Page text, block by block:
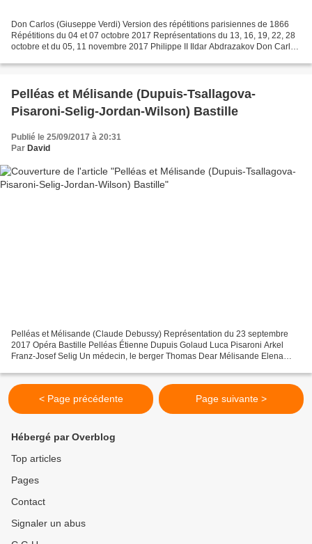
Don Carlos (Giuseppe Verdi) Version des répétitions parisiennes de 1866
Répétitions du 04 et 07 octobre 2017 Représentations du 13, 16, 19, 22, 28
octobre et du 05, 11 novembre 2017 Philippe II Ildar Abdrazakov Don Carlos
Pelléas et Mélisande (Dupuis-Tsallagova-
Pisaroni-Selig-Jordan-Wilson) Bastille
Publié le 25/09/2017 à 20:31
Par David
Pelléas et Mélisande (Claude Debussy) Représentation du 23 septembre
2017 Opéra Bastille Pelléas Étienne Dupuis Golaud Luca Pisaroni Arkel
Franz‑Josef Selig Un médecin, le berger Thomas Dear Mélisande Elena
< Page précédente Page suivante >
Hébergé par Overblog
Top articles
Pages
Contact
Signaler un abus